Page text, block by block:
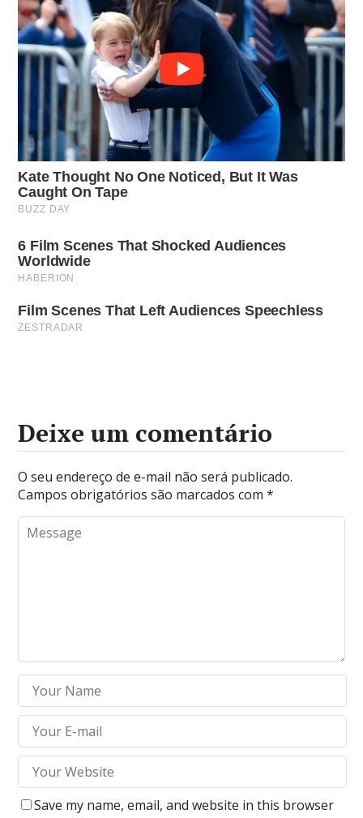
Deixe um comentário
O seu endereço de e-mail não será publicado.
Campos obrigatórios são marcados com*
Save my name, email, and website in this browser